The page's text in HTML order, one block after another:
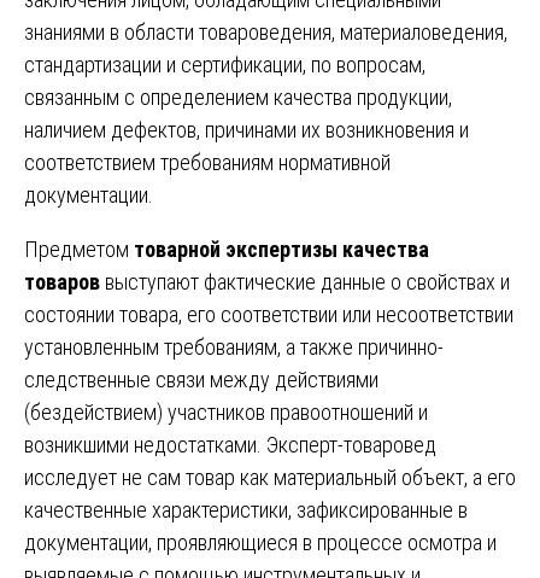
знаниями в области товароведения, материаловедения,
стандартизации и сертификации, по вопросам,
связанным с определением качества продукции,
наличием дефектов, причинами их возникновения и
соответствием требованиям нормативной
документации.
Предметом товарной экспертизы качества
товаров выступают фактические данные о свойствах и
состоянии товара, его соответствии или несоответствии
установленным требованиям, а также причинно-
следственные связи между действиями
(бездействием) участников правоотношений и
возникшими недостатками. Эксперт-товаровед
исследует не сам товар как материальный объект, а его
качественные характеристики, зафиксированные в
документации, проявляющиеся в процессе осмотра и